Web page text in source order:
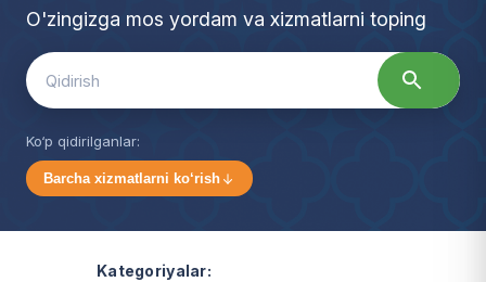
O'zingizga mos yordam va xizmatlarni toping
Search
for:
Ko‘p qidirilganlar:
Barcha xizmatlarni ko‘rish
Kategoriyalar: